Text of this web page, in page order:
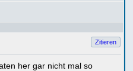
Zitieren
her gar nicht mal so